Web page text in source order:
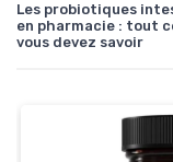
Les probiotiques
en pharmacie : tout
vous devez savoir